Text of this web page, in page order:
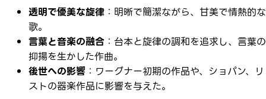
透明で優美な旋律 ：明晰で簡潔ながら、甘美で情熱的な
歌。
言葉と音楽の融合 ：台本と旋律の調和を追求し、言葉の
抑揚を生かした作曲。
後世への影響 ：ワーグナー初期の作品や、ショパン、リ
ストの器楽作品に影響を与えた。